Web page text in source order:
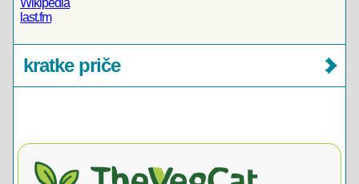
Wikipedia
last.fm
kratke priče